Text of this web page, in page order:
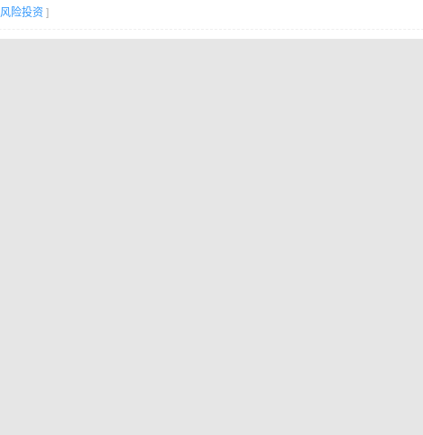
风险投资 ]